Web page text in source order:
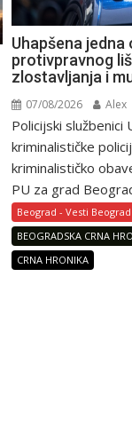
Uhapšena
protivpravnog
zlostavljanja i
07/08/2026 Alex
Policijski službenici
kriminalističke
kriminalističko
PU za grad
Beograd - Vesti Beograd
BEOGRADSKA CRNA
CRNA HRONIKA